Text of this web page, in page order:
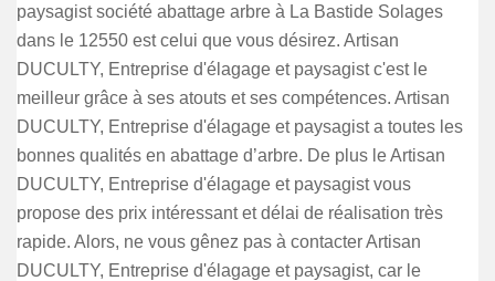
paysagist société abattage arbre à La Bastide Solages
dans le 12550 est celui que vous désirez. Artisan
DUCULTY, Entreprise d'élagage et paysagist c'est le
meilleur grâce à ses atouts et ses compétences. Artisan
DUCULTY, Entreprise d'élagage et paysagist a toutes les
bonnes qualités en abattage d’arbre. De plus le Artisan
DUCULTY, Entreprise d'élagage et paysagist vous
propose des prix intéressant et délai de réalisation très
rapide. Alors, ne vous gênez pas à contacter Artisan
DUCULTY, Entreprise d'élagage et paysagist, car le